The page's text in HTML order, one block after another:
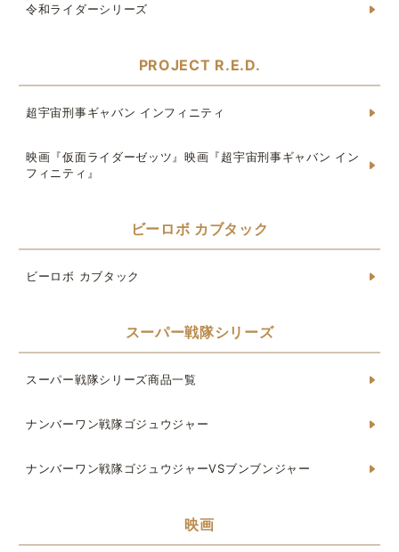
令和ライダーシリーズ
PROJECT R.E.D.
超宇宙刑事ギャバン インフィニティ
映画『仮面ライダーゼッツ』映画『超宇宙刑事ギャバン イン
フィニティ』
ビーロボ カブタック
ビーロボ カブタック
スーパー戦隊シリーズ
スーパー戦隊シリーズ商品一覧
ナンバーワン戦隊ゴジュウジャー
ナンバーワン戦隊ゴジュウジャーVSブンブンジャー
映画